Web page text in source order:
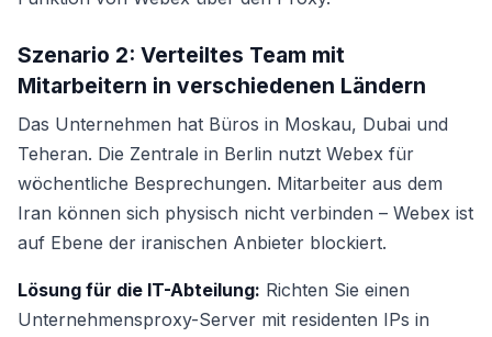
Szenario 2: Verteiltes Team mit
Mitarbeitern in verschiedenen Ländern
Das Unternehmen hat Büros in Moskau, Dubai und
Teheran. Die Zentrale in Berlin nutzt Webex für
wöchentliche Besprechungen. Mitarbeiter aus dem
Iran können sich physisch nicht verbinden – Webex ist
auf Ebene der iranischen Anbieter blockiert.
Lösung für die IT-Abteilung: Richten Sie einen
Unternehmensproxy-Server mit residenten IPs in